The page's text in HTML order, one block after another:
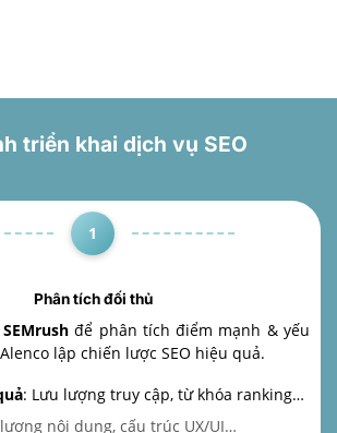
triển khai dịch vụ SEO
1
Phân tích đối thủ
để phân tích điểm mạnh & yếu
lập chiến lược SEO hiệu quả.
: Lưu lượng truy cập, từ khóa ranking…
nội dung, cấu trúc UX/UI…